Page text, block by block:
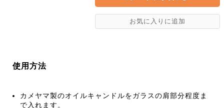
使用方法
カメヤマ製のオイルキャンドルをガラスの肩部分程度ま
で入れます。